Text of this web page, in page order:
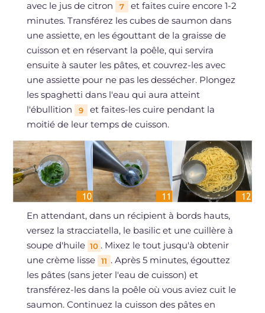
avec le jus de citron 7
et faites cuire encore 1-2
minutes. Transférez les cubes de saumon dans
une assiette, en les égouttant de la graisse de
cuisson et en réservant la poêle, qui servira
ensuite à sauter les pâtes, et couvrez-les avec
une assiette pour ne pas les dessécher. Plongez
les spaghetti dans l'eau qui aura atteint
l'ébullition
9
et faites-les cuire pendant la
moitié de leur temps de cuisson.
En attendant, dans un récipient à bords hauts,
versez la stracciatella, le basilic et une cuillère à
soupe d'huile 10 . Mixez le tout jusqu'à obtenir
une crème lisse
11 . Après 5 minutes, égouttez
les pâtes (sans jeter l'eau de cuisson) et
transférez-les dans la poêle où vous aviez cuit le
saumon. Continuez la cuisson des pâtes en